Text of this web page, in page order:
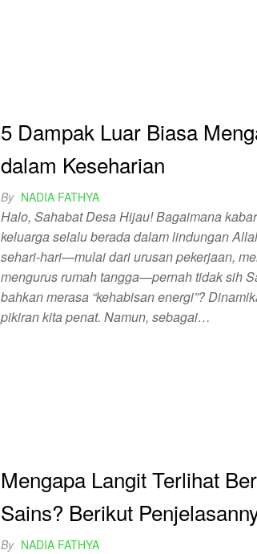
5 Dampak Luar Biasa
dalam Keseharian
By NADIA FATHYA
Halo, Sahabat Desa Hijau! Bagaimana
keluarga selalu berada dalam lindungan
sehari-hari—mulai dari urusan pekerjaan,
mengurus rumah tangga—pernah tidak sih
bahkan merasa “kehabisan energi”?
pikiran kita penat. Namun, sebagai…
Mengapa Langit Terlihat
Sains? Berikut
By NADIA FATHYA